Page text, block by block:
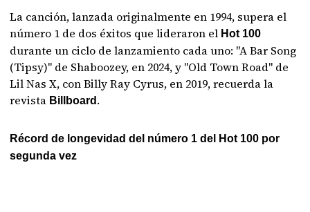
La canción, lanzada originalmente en 1994, supera el
número 1 de dos éxitos que lideraron el Hot 100
durante un ciclo de lanzamiento cada uno: "A Bar Song
(Tipsy)" de Shaboozey, en 2024, y "Old Town Road" de
Lil Nas X, con Billy Ray Cyrus, en 2019, recuerda la
revista Billboard .
Récord de longevidad del número 1 del Hot 100 por
segunda vez